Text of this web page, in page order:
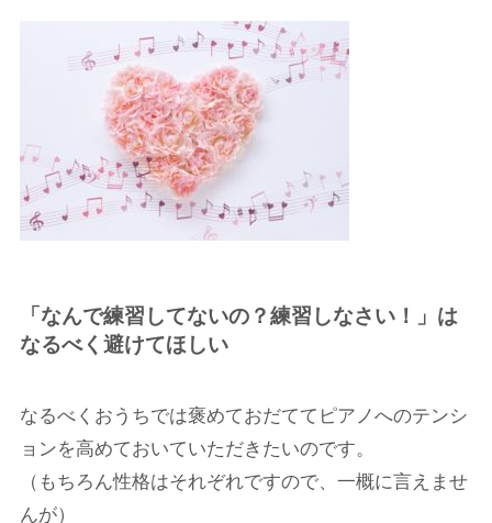
「なんで練習してないの？練習しなさい！」は
なるべく避けてほしい
なるべくおうちでは褒めておだててピアノへのテンシ
ョンを高めておいていただきたいのです。
（もちろん性格はそれぞれですので、一概に言えませ
んが）